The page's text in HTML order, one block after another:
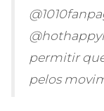
permitir
pelos